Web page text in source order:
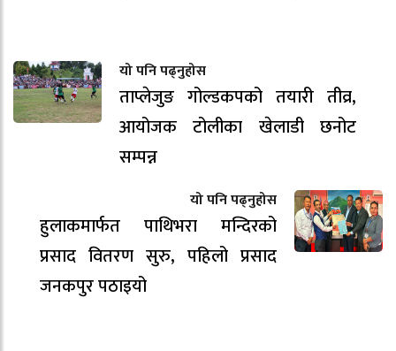
यो पनि पढ्नुहोस
ताप्लेजुङ गोल्डकपको तयारी तीव्र,
आयोजक टोलीका खेलाडी छनोट
सम्पन्न
यो पनि पढ्नुहोस
हुलाकमार्फत पाथिभरा मन्दिरको
प्रसाद वितरण सुरु, पहिलो प्रसाद
जनकपुर पठाइयो